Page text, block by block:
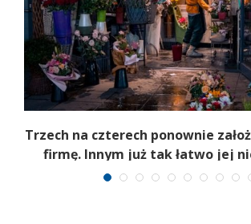
Trzech na czterech ponownie
firmę. Innym już tak łatwo jej